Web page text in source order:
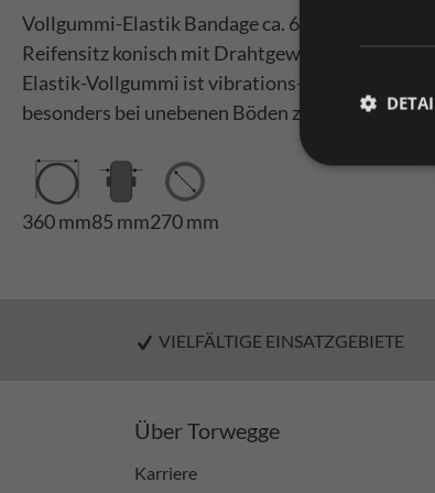
Vollgummi-Elastik Bandage ca. 65° Shore A
Reifensitz konisch mit Drahtgewebe und
Elastik-Vollgummi ist vibrations- und
besonders bei unebenen Böden zu empfehlen.
360 mm85 mm270 mm
VIELFÄLTIGE EINSATZGEBIETE
Über Torwegge
Karriere